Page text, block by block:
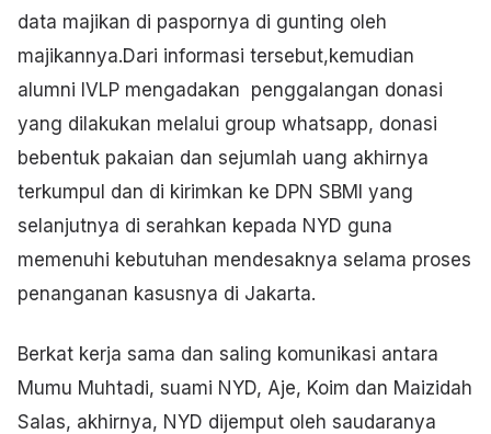
data majikan di paspornya di gunting oleh
majikannya.Dari informasi tersebut,kemudian
alumni IVLP mengadakan penggalangan donasi
yang dilakukan melalui group whatsapp, donasi
bebentuk pakaian dan sejumlah uang akhirnya
terkumpul dan di kirimkan ke DPN SBMI yang
selanjutnya di serahkan kepada NYD guna
memenuhi kebutuhan mendesaknya selama proses
penanganan kasusnya di Jakarta.
Berkat kerja sama dan saling komunikasi antara
Mumu Muhtadi, suami NYD, Aje, Koim dan Maizidah
Salas, akhirnya, NYD dijemput oleh saudaranya